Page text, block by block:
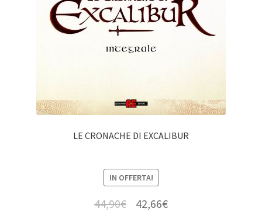
LE CRONACHE DI EXCALIBUR
IN OFFERTA!
44,90€ 42,66€